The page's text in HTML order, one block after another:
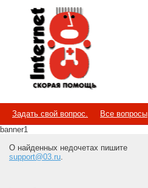
Internet
Скорая помощь
Задать свой вопрос. Все вопросы
banner1
О найденных недочетах пишите
support@03.ru.